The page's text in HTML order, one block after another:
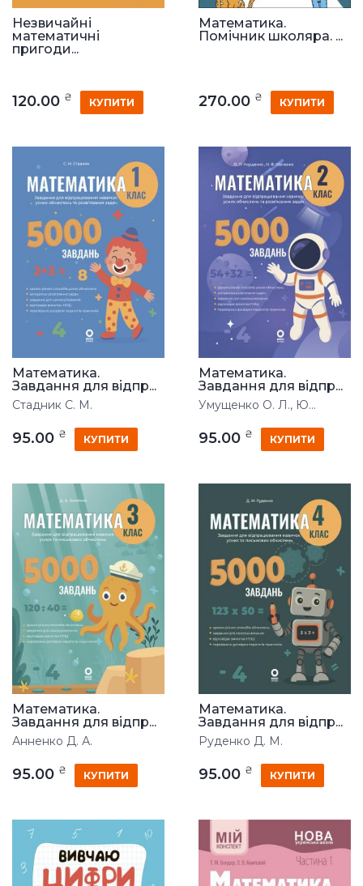
Незвичайні
математичні
пригоди...
120.00 ₴ КУПИТИ
Математика.
Помічник школяра. ...
270.00 ₴ КУПИТИ
Математика.
Завдання для відпр...
Стадник С. М.
95.00 ₴ КУПИТИ
Математика.
Завдання для відпр...
Умущенко О. Л., Ю...
95.00 ₴ КУПИТИ
Математика.
Завдання для відпр...
Анненко Д. А.
95.00 ₴ КУПИТИ
Математика.
Завдання для відпр...
Руденко Д. М.
95.00 ₴ КУПИТИ